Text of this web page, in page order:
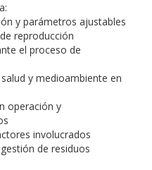
y parámetros ajustables
reproducción
el proceso de
y medioambiente en
operación y
involucrados
de residuos